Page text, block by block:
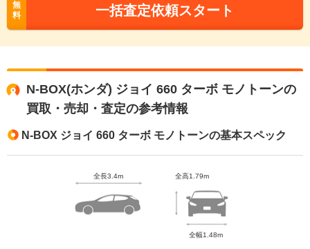
無
料
一括査定依頼スタート
N-BOX(ホンダ) ジョイ 660 ターボ モノトーンの
買取・売却・査定の参考情報
N-BOX ジョイ 660 ターボ モノトーンの基本スペック
全長3.4m 全高1.79m
全幅1.48m